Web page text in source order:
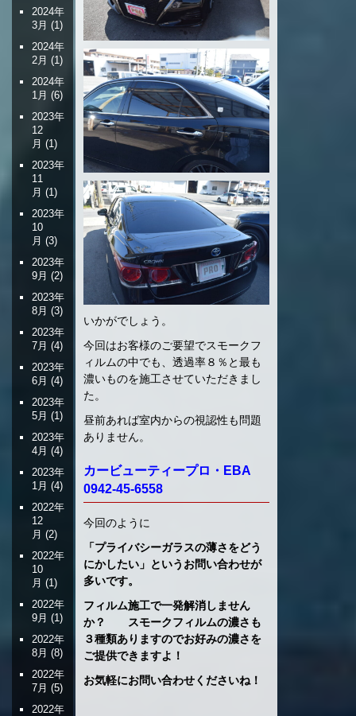
いかがでしょう。
今回はお客様のご要望でスモークフ
ィルムの中でも、透過率８％と最も
濃いものを施工させていただきまし
た。
昼前あれば室内からの視認性も問題
ありません。
カービューティープロ・EBA
0942-45-6558
今回のように
「プライバシーガラスの薄さをどう
にかしたい」というお問い合わせが
多いです。
フィルム施工で一発解消しません
か？ スモークフィルムの濃さも
３種類ありますのでお好みの濃さを
ご提供できますよ！
お気軽にお問い合わせくださいね！
2024年
3月 (1)
2024年
2月 (1)
2024年
1月 (6)
2023年
12
月 (1)
2023年
11
月 (1)
2023年
10
月 (3)
2023年
9月 (2)
2023年
8月 (3)
2023年
7月 (4)
2023年
6月 (4)
2023年
5月 (1)
2023年
4月 (4)
2023年
1月 (4)
2022年
12
月 (2)
2022年
10
月 (1)
2022年
9月 (1)
2022年
8月 (8)
2022年
7月 (5)
2022年